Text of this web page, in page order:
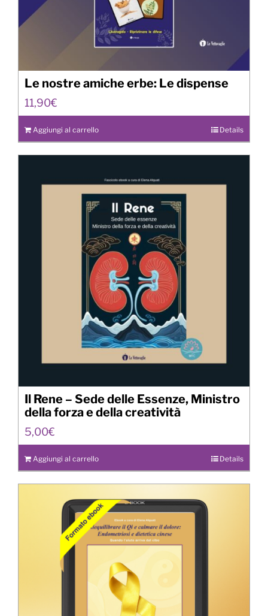
Le nostre amiche erbe: Le dispense
11,90€
Aggiungi al carrello Details
Il Rene – Sede delle Essenze, Ministro
della forza e della creatività
5,00€
Aggiungi al carrello Details